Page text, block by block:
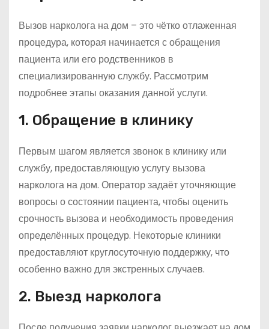
Вызов нарколога на дом – это чётко отлаженная
процедура, которая начинается с обращения
пациента или его родственников в
специализированную службу. Рассмотрим
подробнее этапы оказания данной услуги.
1. Обращение в клинику
Первым шагом является звонок в клинику или
службу, предоставляющую услугу вызова
нарколога на дом. Оператор задаёт уточняющие
вопросы о состоянии пациента, чтобы оценить
срочность вызова и необходимость проведения
определённых процедур. Некоторые клиники
предоставляют круглосуточную поддержку, что
особенно важно для экстренных случаев.
2. Выезд нарколога